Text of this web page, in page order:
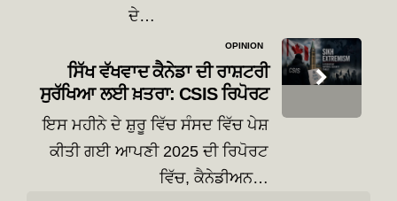
ਦੇ…
OPINION
ਸਿੱਖ ਵੱਖਵਾਦ ਕੈਨੇਡਾ ਦੀ ਰਾਸ਼ਟਰੀ
ਸੁਰੱਖਿਆ ਲਈ ਖ਼ਤਰਾ: CSIS ਰਿਪੋਰਟ
ਇਸ ਮਹੀਨੇ ਦੇ ਸ਼ੁਰੂ ਵਿੱਚ ਸੰਸਦ ਵਿੱਚ ਪੇਸ਼
ਕੀਤੀ ਗਈ ਆਪਣੀ 2025 ਦੀ ਰਿਪੋਰਟ
ਵਿੱਚ, ਕੈਨੇਡੀਅਨ…